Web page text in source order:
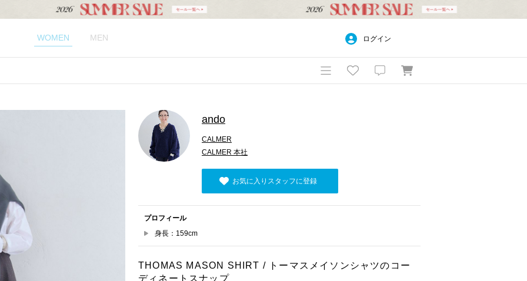
WOMEN MEN ログイン
ando
CALMER
CALMER 本社
お気に入りスタッフに登録
プロフィール
身長：159cm
THOMAS MASON SHIRT / トーマスメイソンシャツのコー
ディネートスナップ